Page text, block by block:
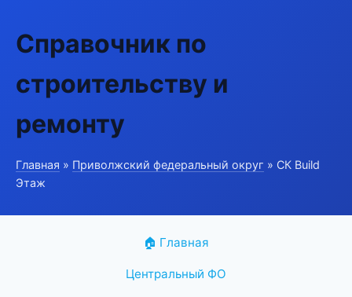
Справочник по
строительству и
ремонту
Главная » Приволжский федеральный округ » СК Build
Этаж
🏠 Главная
Центральный ФО